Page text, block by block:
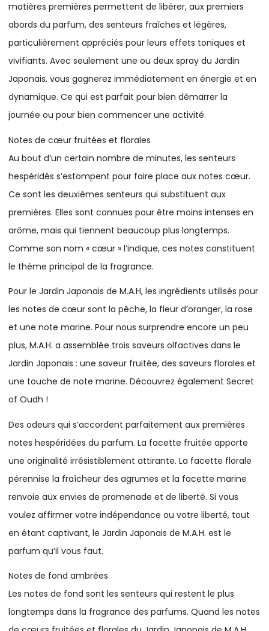
matières premières permettent de libérer, aux premiers
abords du parfum, des senteurs fraîches et légères,
particulièrement appréciés pour leurs effets toniques et
vivifiants. Avec seulement une ou deux spray du Jardin
Japonais, vous gagnerez immédiatement en énergie et en
dynamique. Ce qui est parfait pour bien démarrer la
journée ou pour bien commencer une activité.
Notes de cœur fruitées et florales
Au bout d’un certain nombre de minutes, les senteurs
hespéridés s’estompent pour faire place aux notes cœur.
Ce sont les deuxièmes senteurs qui substituent aux
premières. Elles sont connues pour être moins intenses en
arôme, mais qui tiennent beaucoup plus longtemps.
Comme son nom « cœur » l’indique, ces notes constituent
le thème principal de la fragrance.
Pour le Jardin Japonais de M.A.H, les ingrédients utilisés pour
les notes de cœur sont la pêche, la fleur d’oranger, la rose
et une note marine. Pour nous surprendre encore un peu
plus, M.A.H. a assemblée trois saveurs olfactives dans le
Jardin Japonais : une saveur fruitée, des saveurs florales et
une touche de note marine. Découvrez également Secret
of Oudh !
Des odeurs qui s’accordent parfaitement aux premières
notes hespéridées du parfum. La facette fruitée apporte
une originalité irrésistiblement attirante. La facette florale
pérennise la fraîcheur des agrumes et la facette marine
renvoie aux envies de promenade et de liberté. Si vous
voulez affirmer votre indépendance ou votre liberté, tout
en étant captivant, le Jardin Japonais de M.A.H. est le
parfum qu’il vous faut.
Notes de fond ambrées
Les notes de fond sont les senteurs qui restent le plus
longtemps dans la fragrance des parfums. Quand les notes